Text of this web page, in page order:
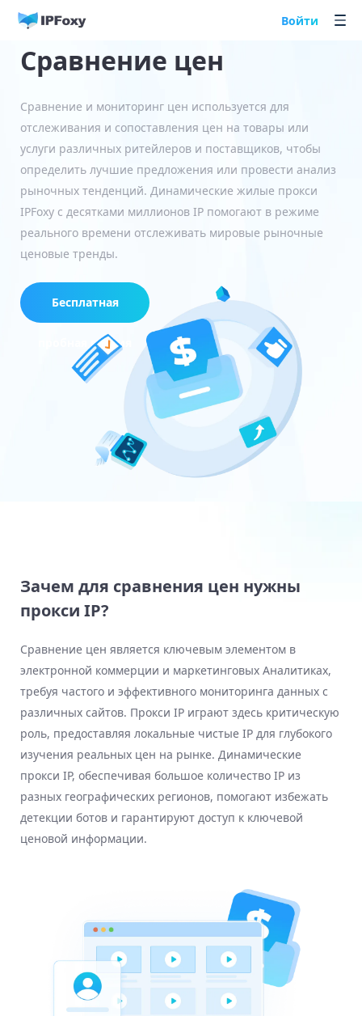
Войти
Сравнение цен
Сравнение и мониторинг цен используется для
отслеживания и сопоставления цен на товары или
услуги различных ритейлеров и поставщиков, чтобы
определить лучшие предложения или провести анализ
рыночных тенденций. Динамические жилые прокси
IPFoxy с десятками миллионов IP помогают в режиме
реального времени отслеживать мировые рыночные
ценовые тренды.
Бесплатная
пробная версия
Зачем для сравнения цен нужны
прокси IP?
Сравнение цен является ключевым элементом в
электронной коммерции и маркетинговых Аналитиках,
требуя частого и эффективного мониторинга данных с
различных сайтов. Прокси IP играют здесь критическую
роль, предоставляя локальные чистые IP для глубокого
изучения реальных цен на рынке. Динамические
прокси IP, обеспечивая большое количество IP из
разных географических регионов, помогают избежать
детекции ботов и гарантируют доступ к ключевой
ценовой информации.